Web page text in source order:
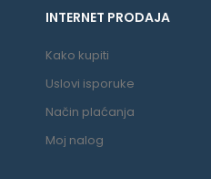
INTERNET PRODAJA
Kako kupiti
Uslovi isporuke
Način plaćanja
Moj nalog